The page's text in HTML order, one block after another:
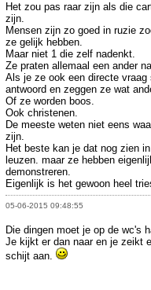
Het zou pas raar zijn als die
zijn.
Mensen zijn zo goed in ruzie
ze gelijk hebben.
Maar niet 1 die zelf nadenkt.
Ze praten allemaal een ander
Als je ze ook een directe
antwoord en zeggen ze wat
Of ze worden boos.
Ook christenen.
De meeste weten niet eens
zijn.
Het beste kan je dat nog zien
leuzen. maar ze hebben
demonstreren.
Eigenlijk is het gewoon heel
05-06-2015 09:48:55
Die dingen moet je op de wc's
Je kijkt er dan naar en je zeikt
schijt aan.